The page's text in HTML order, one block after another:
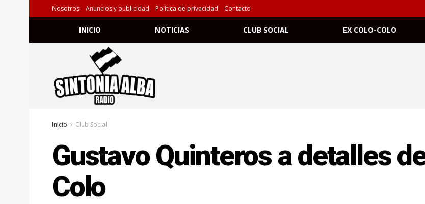
Nosotros Anuncios y publicidad Política de privacidad Contacto
INICIO NOTICIAS CLUB SOCIAL EX COLO-COLO
Inicio Club Social
Gustavo Quinteros a detalles
Colo